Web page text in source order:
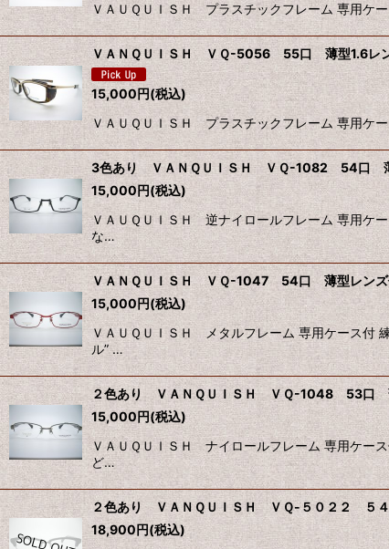
ＶＡＵＱＵＩＳＨ プラスチックフレーム 専用ケ
ＶＡＮＱＵＩＳＨ ＶＱ-5056 55口 薄型1.6レ
15,000円(税込)
ＶＡＵＱＵＩＳＨ プラスチックフレーム 専用ケ
3色あり ＶＡＮＱＵＩＳＨ ＶＱ-1082 54口
15,000円(税込)
ＶＡＵＱＵＩＳＨ 逆ナイロールフレーム 専用ケ
な…
ＶＡＮＱＵＩＳＨ ＶＱ-1047 54口 薄型レン
15,000円(税込)
ＶＡＵＱＵＩＳＨ メタルフレーム 専用ケース付
ル” …
２色あり ＶＡＮＱＵＩＳＨ ＶＱ-1048 53口
15,000円(税込)
ＶＡＵＱＵＩＳＨ ナイロールフレーム 専用ケー
ど…
２色あり ＶＡＮＱＵＩＳＨ ＶＱ-５０２２ ５
18,900円(税込)